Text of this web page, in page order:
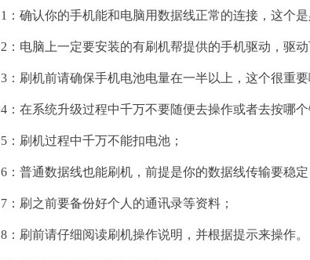
1：确认你的手机能和电脑用数据线正常的连接，这个
2：电脑上一定要安装的有刷机帮提供的手机驱动，驱
3： 刷机前请确保手机电池电量在一半以上，这个很重要
4： 在系统升级过程中千万不要随便去操作或者去按哪个
5： 刷机过程中千万不能扣电池；
6： 普通数据线也能刷机，前提是你的数据线传输要稳定
7： 刷之前要备份好个人的通讯录等资料；
8： 刷前请仔细阅读刷机操作说明，并根据提示来操作。